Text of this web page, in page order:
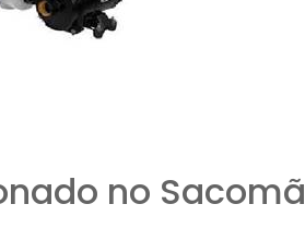
no Sacomã